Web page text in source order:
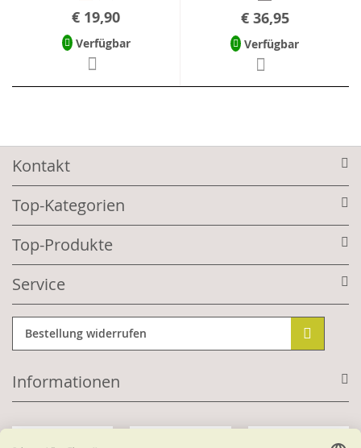
€ 19,90
Verfügbar
€ 36,95
Verfügbar
Kontakt
Top-Kategorien
Top-Produkte
Service
Bestellung widerrufen
Informationen